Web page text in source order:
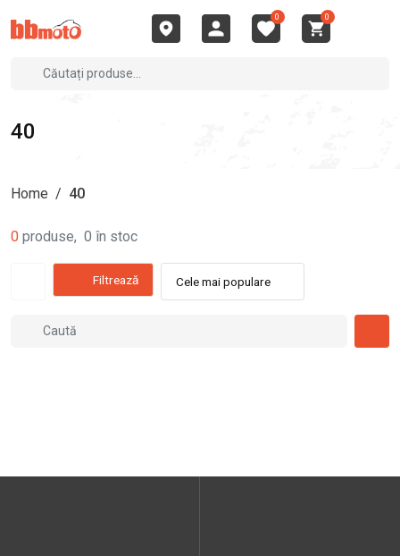
0 0
40
Home / 40
0 produse, 0 în stoc
Filtrează Cele mai populare